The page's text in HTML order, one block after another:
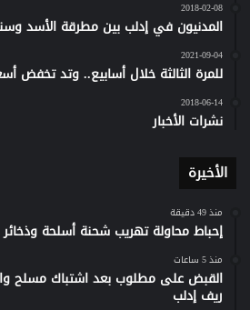
2018-02-08
المدنيون في إدلب بين مطرقة الأسد
2021-09-04
للمرة الثالثة خلال أسابيع.. وتد تخفض
2018-06-14
نشرات الأخبار
الأخيرة
منذ 49 دقيقة
إحباط محاولة تهريب شحنة أسلحة
منذ 5 ساعات
ريف إدلب